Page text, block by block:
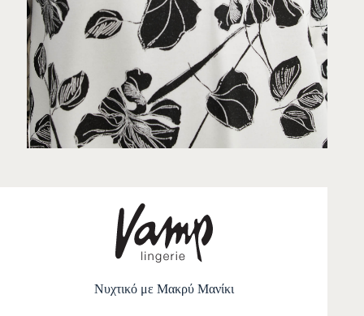
Νυχτικό με Μακρύ Μανίκι